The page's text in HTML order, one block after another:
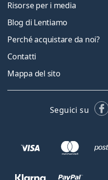
Risorse per i media
Blog di Lentiamo
Perché acquistare da noi?
Contatti
Mappa del sito
Seguici su